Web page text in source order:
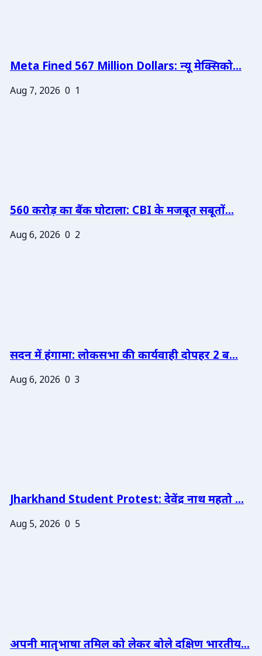
Meta Fined 567 Million Dollars: न्यू मेक्सिको...
Aug 7, 2026 0 1
560 करोड़ का बैंक घोटाला: CBI के मजबूत सबूतों...
Aug 6, 2026 0 2
सदन में हंगामा: लोकसभा की कार्यवाही दोपहर 2 ब...
Aug 6, 2026 0 3
Jharkhand Student Protest: देवेंद्र नाथ महतो ...
Aug 5, 2026 0 5
अपनी मातृभाषा तमिल को लेकर बोले दक्षिण भारतीय...